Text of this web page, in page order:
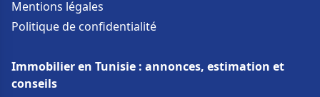
Mentions légales
Politique de confidentialité
Immobilier en Tunisie : annonces, estimation et
conseils